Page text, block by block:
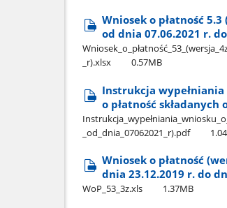
Wniosek o płatność
od dnia 07.06.2021 r.
_r).xlsx
0.57MB
Instrukcja wypełniania
o płatność składanych
_od​_dnia​_07062021​_r).pdf
Wniosek o płatność
dnia 23.12.2019 r. do
WoP​_53​_3z.xls 1.37MB